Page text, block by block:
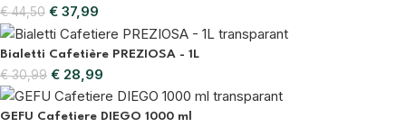
€44,50 € 37,99
Bialetti Cafetière PREZIOSA - 1L
€30,99 € 28,99
GEFU Cafetiere DIEGO 1000 ml